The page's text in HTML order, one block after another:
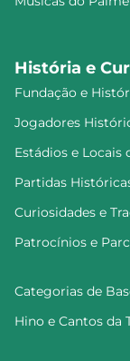
História e
Fundação e
Jogadores
Estádios e Locais
Partidas
Curiosidades e
Patrocínios e
Categorias de
Hino e Cantos da